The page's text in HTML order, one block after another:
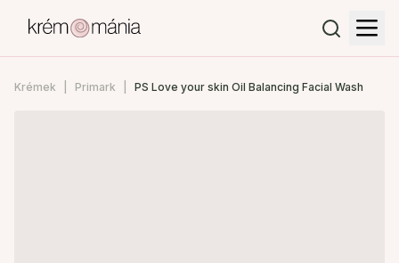
Krémek Primark PS Love your skin Oil Balancing Facial Wash